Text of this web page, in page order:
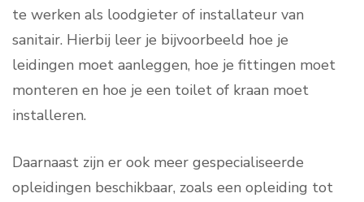
te werken als loodgieter of installateur van
sanitair. Hierbij leer je bijvoorbeeld hoe je
leidingen moet aanleggen, hoe je fittingen moet
monteren en hoe je een toilet of kraan moet
installeren.
Daarnaast zijn er ook meer gespecialiseerde
opleidingen beschikbaar, zoals een opleiding tot